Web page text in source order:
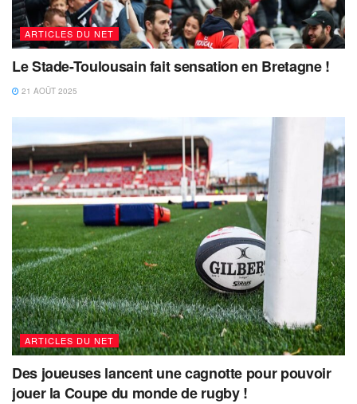
ARTICLES DU NET
Le Stade-Toulousain fait sensation en Bretagne !
21 AOÛT 2025
ARTICLES DU NET
Des joueuses lancent une cagnotte pour pouvoir
jouer la Coupe du monde de rugby !